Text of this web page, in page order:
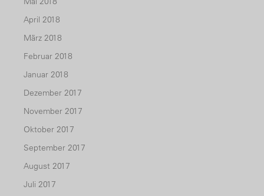
April 2018
März 2018
Februar 2018
Januar 2018
Dezember 2017
November 2017
Oktober 2017
September 2017
August 2017
Juli 2017